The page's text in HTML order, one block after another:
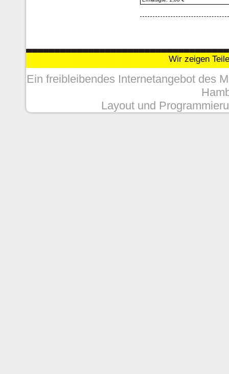
Wir zeigen
Ein freibleibendes Internetangebot des
Layout und